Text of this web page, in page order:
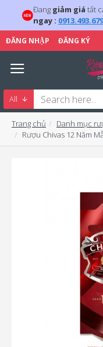
Đang giảm giá tất
ngay : 0913.493.679
ĐĂNG NHẬP ĐĂNG KÝ
All
Trang chủ Danh mục
Rượu Chivas 12 Năm